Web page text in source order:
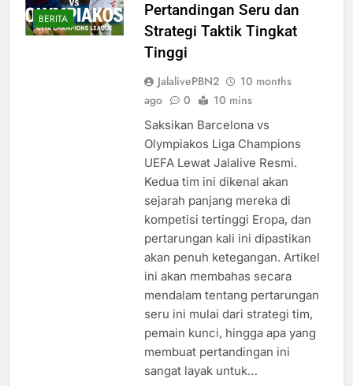
BERITA
Pertandingan Seru dan
Strategi Taktik Tingkat
Tinggi
JalalivePBN2
10 months
ago
0 10 mins
Saksikan Barcelona vs
Olympiakos Liga Champions
UEFA Lewat Jalalive Resmi.
Kedua tim ini dikenal akan
sejarah panjang mereka di
kompetisi tertinggi Eropa, dan
pertarungan kali ini dipastikan
akan penuh ketegangan. Artikel
ini akan membahas secara
mendalam tentang pertarungan
seru ini mulai dari strategi tim,
pemain kunci, hingga apa yang
membuat pertandingan ini
sangat layak untuk…